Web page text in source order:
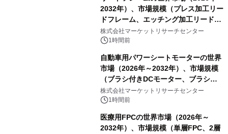
2032年）、市場規模（プレス加工リー
ドフレーム、エッチング加工リードフ
レーム）・分析レポートを発表
株式会社マーケットリサーチセンター
1時間前
自動車用パワーシートモーターの世界
市場（2026年～2032年）、市場規模
（ブラシ付きDCモーター、ブラシレ
スDCモーター）・分析レポートを発
表
株式会社マーケットリサーチセンター
1時間前
医療用FPCの世界市場（2026年～
2032年）、市場規模（単層FPC、2層